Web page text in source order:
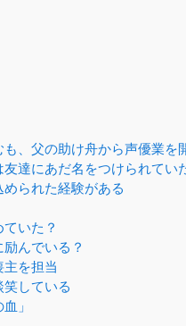
、父の助け舟から声優業を
達にあだ名をつけられてい
られた経験がある
いた？
んでいる？
を担当
している
」